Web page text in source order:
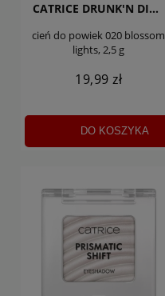
CATRICE DRUNK'N DIAMONDS JELLY
cień do powiek 020 blossom
lights, 2,5 g
19,99 zł
DO KOSZYKA